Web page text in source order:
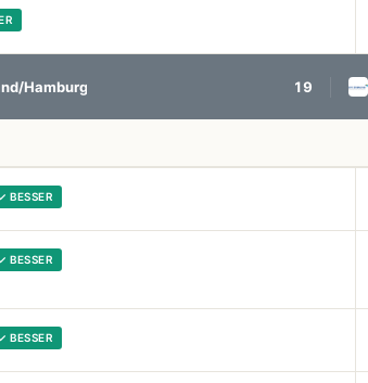
Hamburg 19
BESSER
BESSER
BESSER